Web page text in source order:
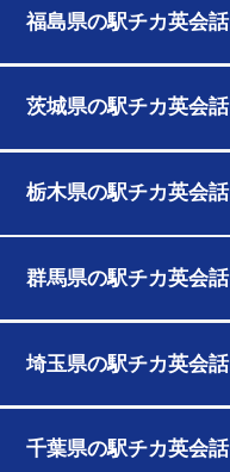
福島県の駅チカ英会
茨城県の駅チカ英会
栃木県の駅チカ英会
群馬県の駅チカ英会
埼玉県の駅チカ英会
千葉県の駅チカ英会